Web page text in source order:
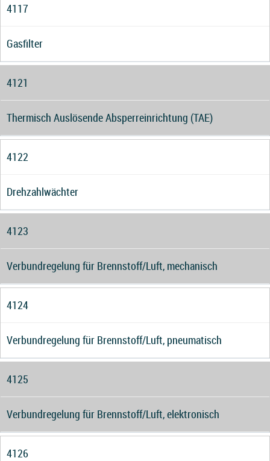
4117
Gasfilter
4121
Thermisch Auslösende Absperreinrichtung (TAE)
4122
Drehzahlwächter
4123
Verbundregelung für Brennstoff/Luft, mechanisch
4124
Verbundregelung für Brennstoff/Luft, pneumatisch
4125
Verbundregelung für Brennstoff/Luft, elektronisch
4126